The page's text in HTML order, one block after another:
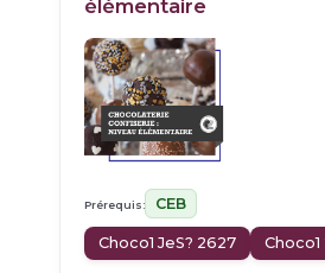
élémentaire
Prérequis: CEB
Choco1 JeS? 2627 Choco1